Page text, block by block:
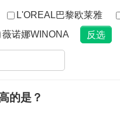
L'OREAL巴黎欧莱雅
薇诺娜WINONA
的是？